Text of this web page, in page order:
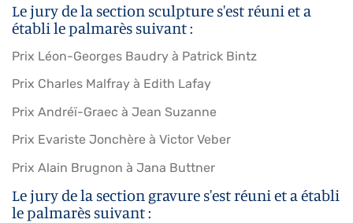
Le jury de la section sculpture s'est réuni et a
établi le palmarès suivant :
Prix Léon-Georges Baudry à Patrick Bintz
Prix Charles Malfray à Edith Lafay
Prix Andréï-Graec à Jean Suzanne
Prix Evariste Jonchère à Victor Veber
Prix Alain Brugnon à Jana Buttner
Le jury de la section gravure s'est réuni et a établi
le palmarès suivant :